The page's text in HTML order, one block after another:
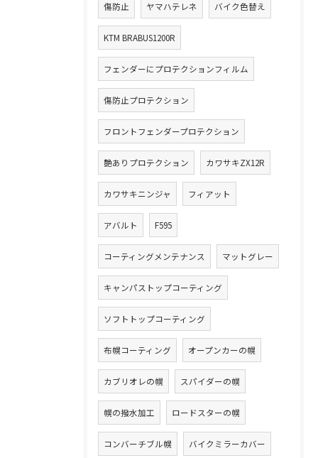
傷防止 ヤマハテレネ バイク色替え
KTM BRABUS1200R
フェンダーにプロテクションフィルム
傷防止プロテクション
フロントフェンダープロテクション
艶ありプロテクション カワサキZX12R
カワサキニンジャ フィアット
アバルト F595
コーティングメンテナンス マットグレー
キャンパストップコーティング
ソフトトップコーティング
布幌コーティング オープンカーの幌
カブリオレの幌 スパイダーの幌
幌の撥水加工 ロードスターの幌
コンバーチブル幌 バイクミラーカバー